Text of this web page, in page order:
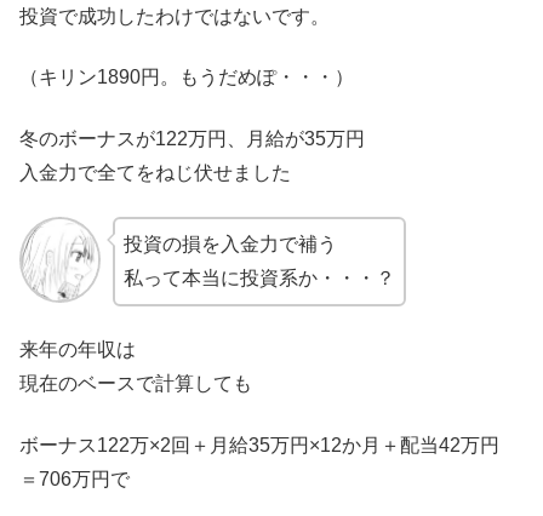
投資で成功したわけではないです。
（キリン1890円。もうだめぽ・・・）
冬のボーナスが122万円、月給が35万円
入金力で全てをねじ伏せました
投資の損を入金力で補う
私って本当に投資系か・・・？
来年の年収は
現在のベースで計算しても
ボーナス122万×2回＋月給35万円×12か月＋配当42万円
＝706万円で